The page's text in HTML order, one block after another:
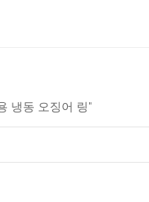
냉동 오징어 링"